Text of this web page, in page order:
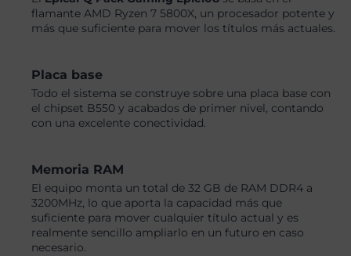
flamante AMD Ryzen 7 5800X, un procesador potente y
más que suficiente para mover los títulos más actuales.
Placa base
Todo el sistema se construye sobre una placa base con
el chipset B550 y acabados de primer nivel, contando
con una excelente conectividad.
Memoria RAM
El equipo monta un total de 32 GB de RAM DDR4 a
3200MHz, lo que aporta la capacidad más que
suficiente para mover cualquier título actual y es
realmente sencillo ampliarlo en un futuro en caso
necesario.